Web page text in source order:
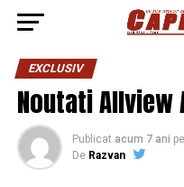
EXCLUSIV
Noutati Allview
Publicat acum 7 ani pe
De Razvan